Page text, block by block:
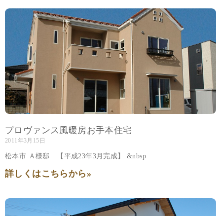
プロヴァンス風暖房お手本住宅
2011年3月15日
松本市 Ａ様邸 【平成23年3月完成】 &nbsp
詳しくはこちらから»